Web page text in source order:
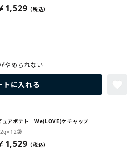
1,529
やめられない
トに入れる
ュアポテト We(LOVE)ケチャップ
袋
1,529